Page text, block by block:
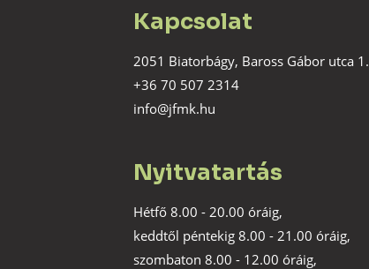
Kapcsolat
2051 Biatorbágy, Baross Gábor utca 1.
+36 70 507 2314
info@jfmk.hu
Nyitvatartás
Hétfő 8.00 - 20.00 óráig,
keddtől péntekig 8.00 - 21.00 óráig,
szombaton 8.00 - 12.00 óráig,